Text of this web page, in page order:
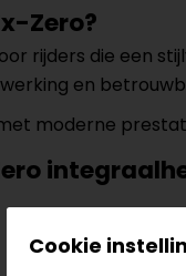
Zero?
rijders die een
en
moderne
Cookie